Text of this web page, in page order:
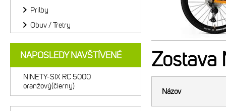
Zostava
Názov
Prilby
Obuv / Tretry
NAPOSLEDY NAVŠTÍVENÉ
NINETY-SIX RC 5000
oranžový(čierny)